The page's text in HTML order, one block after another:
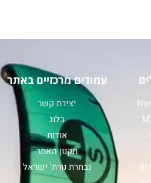
עמודים מרכזיים באתר
יצירת קשר
בלוג
אודות
תקנון האתר
נבחרת נורת' ישראל